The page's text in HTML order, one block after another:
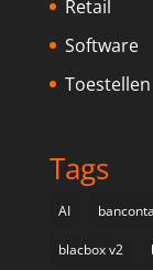
Retail
Software
Toestellen
Tags
AI
blacbox v2